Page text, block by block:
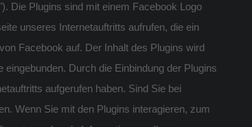
Die Plugins sind mit einem Facebook Logo
unseres Internetauftritts aufrufen, die ein
Facebook auf. Der Inhalt des Plugins wird
Durch die Einbindung der Plugins
aufgerufen haben. Sind Sie bei
Wenn Sie mit den Plugins interagieren, zum